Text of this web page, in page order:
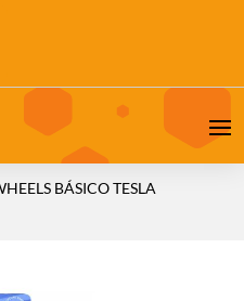
BÁSICO TESLA